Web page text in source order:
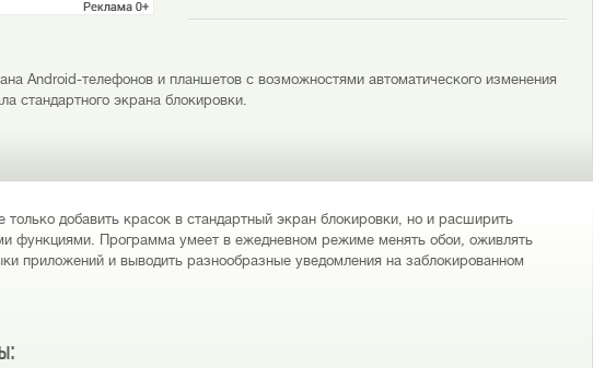
Android-телефонов и планшетов с возможностями автоматического изменения
стандартного экрана блокировки.
добавить красок в стандартный экран блокировки, но и расширить
функциями. Программа умеет в ежедневном режиме менять обои, оживлять
приложений и выводить разнообразные уведомления на заблокированном